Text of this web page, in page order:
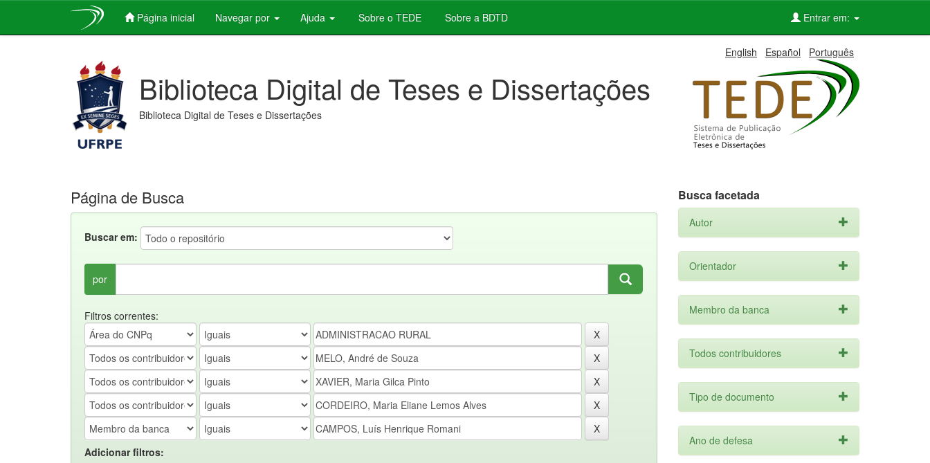
Página inicial Navegar por Ajuda Sobre o TEDE Sobre a BDTD Entrar em:
English Español Português
Biblioteca Digital de Teses e Dissertações
Biblioteca Digital de Teses e Dissertações
Página de Busca
Buscar em:
por
Filtros correntes:
Adicionar filtros:
Busca facetada
Autor
Orientador
Membro da banca
Todos contribuidores
Tipo de documento
Ano de defesa